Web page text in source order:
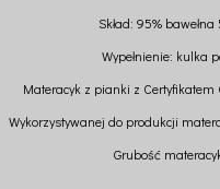
Skład: 95%
Wypełnienie: kulka
Materacyk z pianki z Certyfikatem
Wykorzystywanej do produkcji
Grubość